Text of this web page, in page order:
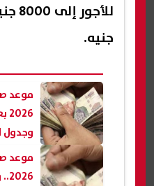
جنيه.
موعد
وجدول
قبل
موعد